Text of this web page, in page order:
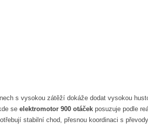
s vysokou zátěží dokáže dodat vysokou
se elektromotor 900 otáček posuzuje podle
stabilní chod, přesnou koordinaci s